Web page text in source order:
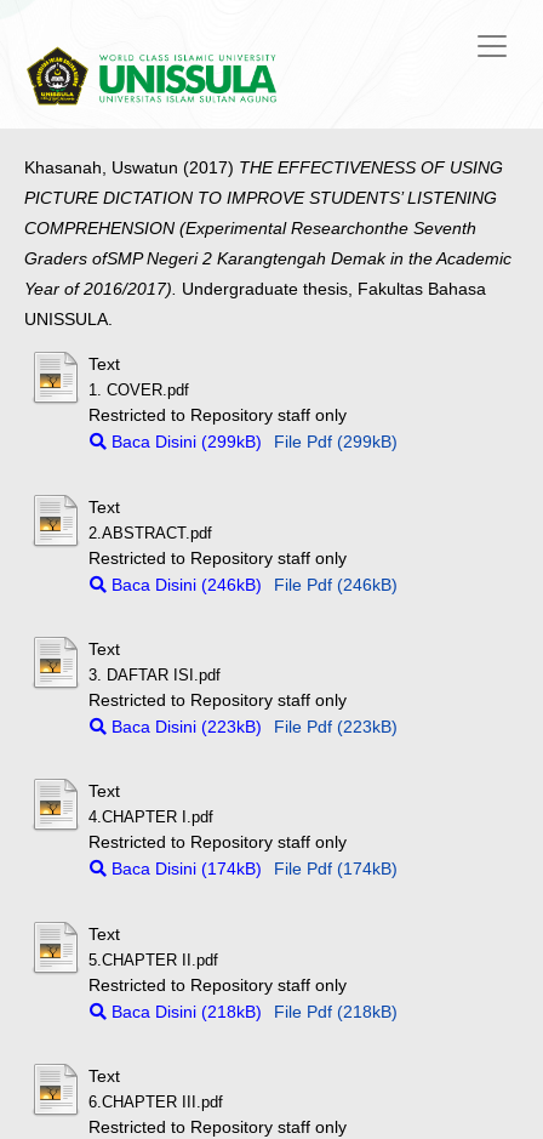
Khasanah, Uswatun (2017) THE EFFECTIVENESS OF USING
PICTURE DICTATION TO IMPROVE STUDENTS’ LISTENING
COMPREHENSION (Experimental Researchonthe Seventh
Graders ofSMP Negeri 2 Karangtengah Demak in the Academic
Year of 2016/2017). Undergraduate thesis, Fakultas Bahasa
UNISSULA.
Text
1. COVER.pdf
Restricted to Repository staff only
Baca Disini (299kB)
File Pdf (299kB)
Text
2.ABSTRACT.pdf
Restricted to Repository staff only
Baca Disini (246kB)
File Pdf (246kB)
Text
3. DAFTAR ISI.pdf
Restricted to Repository staff only
Baca Disini (223kB)
File Pdf (223kB)
Text
4.CHAPTER I.pdf
Restricted to Repository staff only
Baca Disini (174kB)
File Pdf (174kB)
Text
5.CHAPTER II.pdf
Restricted to Repository staff only
Baca Disini (218kB)
File Pdf (218kB)
Text
6.CHAPTER III.pdf
Restricted to Repository staff only